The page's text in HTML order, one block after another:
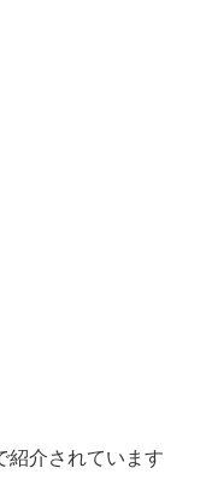
紹介されています